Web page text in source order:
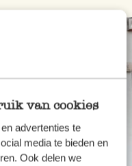
van cookies
advertenties te
media te bieden en
Ook delen we
2025
geen toelichting
thee
smaak van sinaasappel